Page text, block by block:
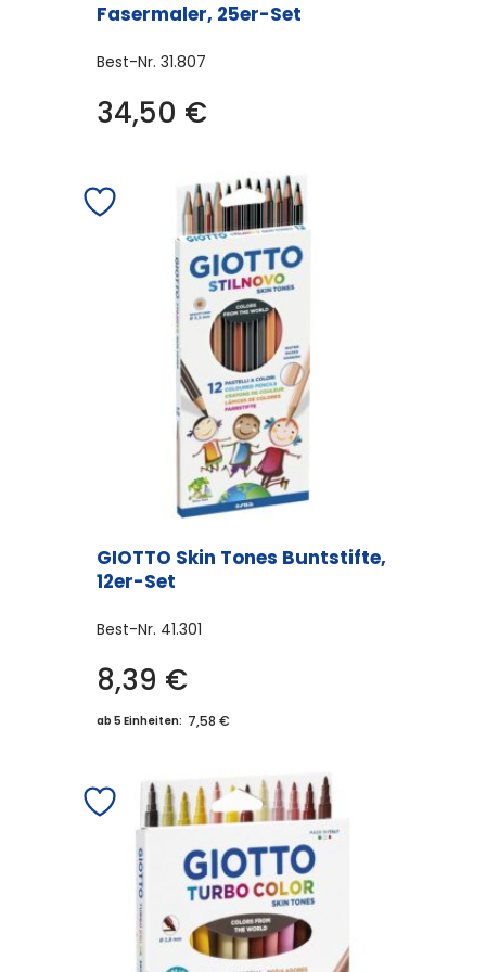
Fasermaler, 25er-Set
Best-Nr. 31.807
34,50 €
GIOTTO Skin Tones Buntstifte,
12er-Set
Best-Nr. 41.301
8,39 €
ab 5 Einheiten: 7,58 €